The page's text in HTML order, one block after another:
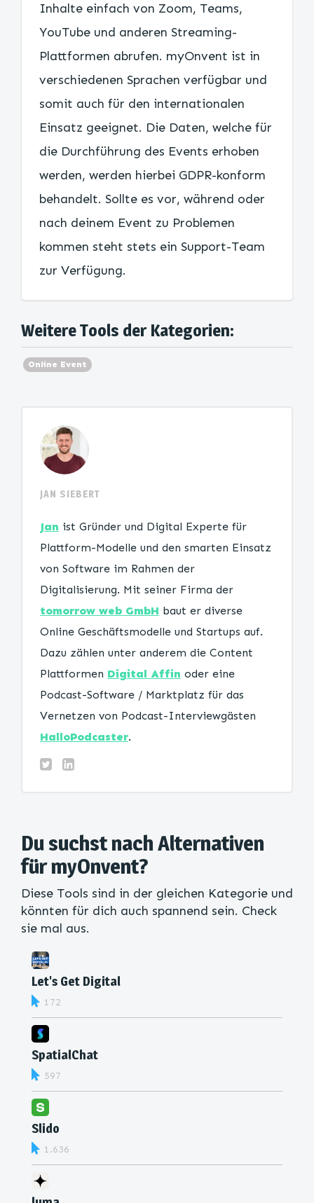
Inhalte einfach von Zoom, Teams,
YouTube und anderen Streaming-
Plattformen abrufen. myOnvent ist in
verschiedenen Sprachen verfügbar und
somit auch für den internationalen
Einsatz geeignet. Die Daten, welche für
die Durchführung des Events erhoben
werden, werden hierbei GDPR-konform
behandelt. Sollte es vor, während oder
nach deinem Event zu Problemen
kommen steht stets ein Support-Team
zur Verfügung.
Weitere Tools der Kategorien:
Online Event
JAN SIEBERT
Jan ist Gründer und Digital Experte für
Plattform-Modelle und den smarten Einsatz
von Software im Rahmen der
Digitalisierung. Mit seiner Firma der
tomorrow web GmbH baut er diverse
Online Geschäftsmodelle und Startups auf.
Dazu zählen unter anderem die Content
Plattformen Digital Affin oder eine
Podcast-Software / Marktplatz für das
Vernetzen von Podcast-Interviewgästen
HalloPodcaster.
Du suchst nach Alternativen
für myOnvent?
Diese Tools sind in der gleichen Kategorie und
könnten für dich auch spannend sein. Check
sie mal aus.
Let's Get Digital
172
SpatialChat
597
Slido
1.636